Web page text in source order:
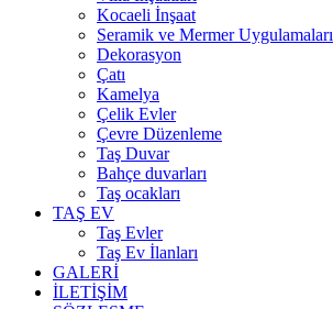
Kocaeli İnşaat
Seramik ve Mermer Uygulamaları
Dekorasyon
Çatı
Kamelya
Çelik Evler
Çevre Düzenleme
Taş Duvar
Bahçe duvarları
Taş ocakları
TAŞ EV
Taş Evler
Taş Ev İlanları
GALERİ
İLETİŞİM